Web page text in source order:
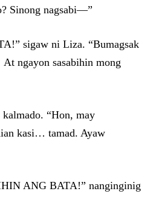
Sinong nagsabi—”
sigaw ni Liza. “Bumagsak
At ngayon sasabihin mong
“Hon, may
kasi… tamad. Ayaw
ANG BATA!” nanginginig